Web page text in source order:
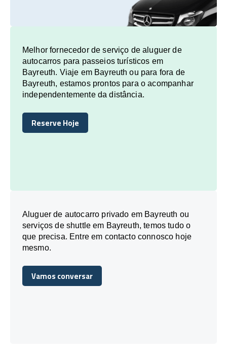
Melhor fornecedor de serviço de aluguer de
autocarros para passeios turísticos em
Bayreuth. Viaje em Bayreuth ou para fora de
Bayreuth, estamos prontos para o acompanhar
independentemente da distância.
Reserve Hoje
Reserve Hoje
Aluguer de autocarro privado em Bayreuth ou
serviços de shuttle em Bayreuth, temos tudo o
que precisa. Entre em contacto connosco hoje
mesmo.
Vamos conversar
Vamos conversar